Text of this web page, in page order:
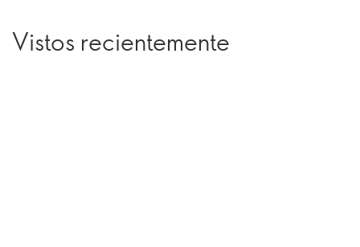
Vistos recientemente